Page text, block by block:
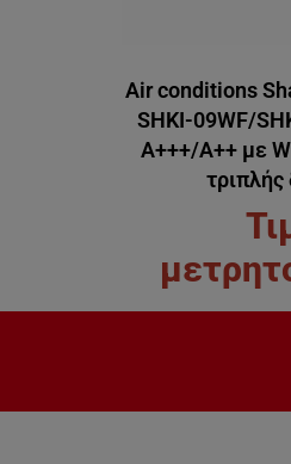
Air conditions
SHKI-09WF/
Α+++/Α++ με